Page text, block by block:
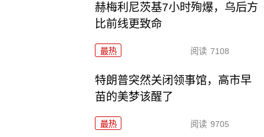
赫梅利尼茨基7小时殉爆，乌后方
比前线更致命
最热 阅读 7108
特朗普突然关闭领事馆，高市早
苗的美梦该醒了
最热 阅读 9705